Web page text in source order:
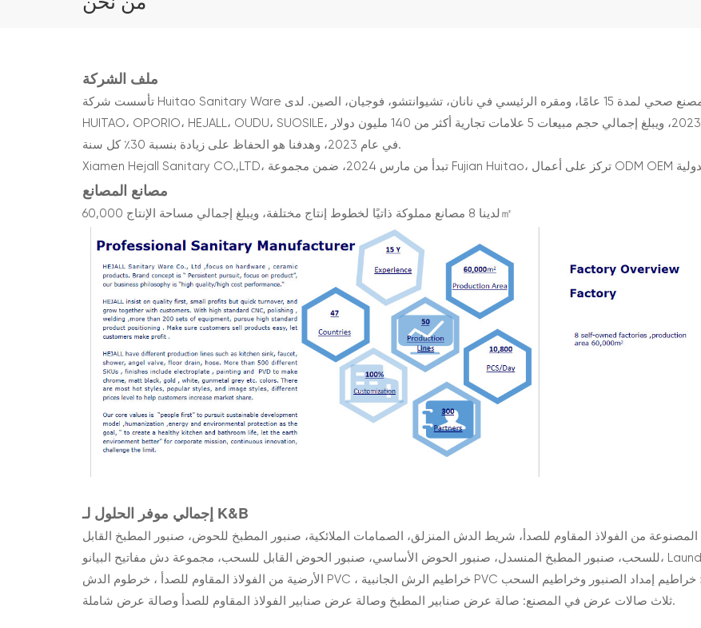
ملف الشركة
تأسست شركة Huitao Sanitary Ware في عام 2009، وهو مصنع صحي لمدة 15 عامًا، ومقره الرئيسي في نانان، تشيوانتشو، فوجيان، الصين. لدى Huitao 5 علامات تجارية في الصين:
HUITAO، OPORIO، HEJALL، OUDU، SUOSILE، يبلغ إجمالي مبيعات المصنع حوالي 65 مليون دولار في عام 2023، ويبلغ إجمالي حجم مبيعات 5 علامات تجارية أكثر من 140 مليون دولار
في عام 2023، وهدفنا هو الحفاظ على زيادة بنسبة 30٪ كل سنة.
مصانع المصانع
لدينا 8 مصانع مملوكة ذاتيًا لخطوط إنتاج مختلفة، ويبلغ إجمالي مساحة الإنتاج 60,000㎡
إجمالي موفر الحلول لـ K&B
من الفولاذ المقاوم للصدأ، شريط الدش المنزلق، الصمامات الملائكية، صنبور المطبخ للحوض، صنبور المطبخ القابل
للسحب، صنبور المطبخ المنسدل، صنبور الحوض الأساسي، صنبور الحوض القابل للسحب، مجموعة دش مفاتيح البيانو، Laundry صنبور ، نوع مختلف من حنفيات الدش ، استنزاف
ثلاث صالات عرض في المصنع: صالة عرض صنابير المطبخ وصالة عرض صنابير الفولاذ المقاوم للصدأ وصالة عرض شاملة.